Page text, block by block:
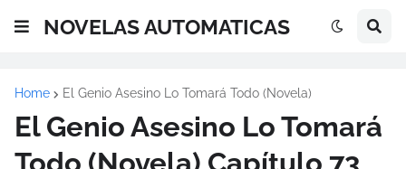
NOVELAS AUTOMATICAS
Home El Genio Asesino Lo Tomará Todo (Novela)
El Genio Asesino Lo Tomará